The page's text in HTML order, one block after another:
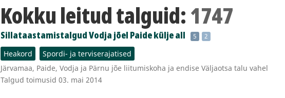
Kokku leitud talguid:1747
Sillataastamistalgud Vodja jõel Paide külje all 5 2
Heakord
Spordi- ja terviserajatised
Järvamaa, Paide, Vodja ja Pärnu jõe liitumiskoha ja endise Väljaotsa talu vahel
Talgud toimusid 03. mai 2014